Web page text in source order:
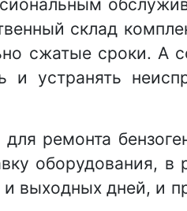
склад
сжатые сроки. А
устранять
ремонта
оборудования, в
выходных дней, и